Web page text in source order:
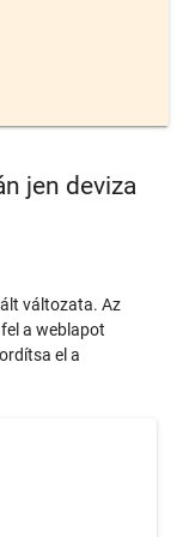
jen deviza
változata. Az
a weblapot
el a